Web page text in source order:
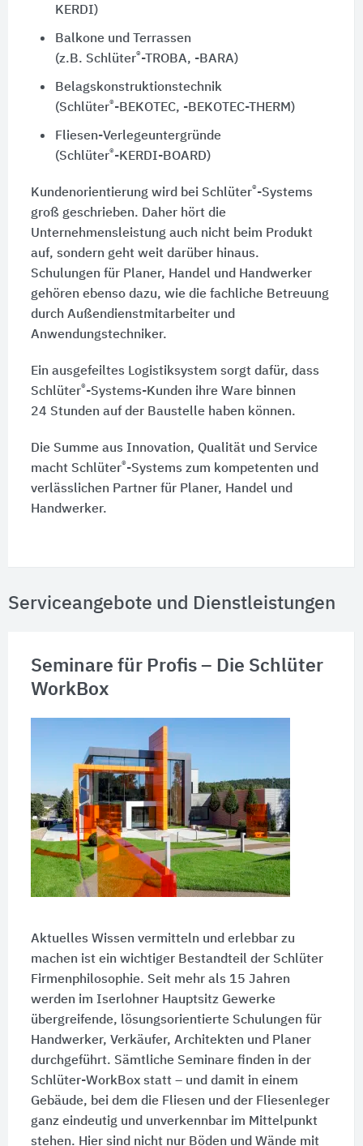
KERDI)
Balkone und Terrassen
(z.B. Schlüter®-TROBA, -BARA)
Belagskonstruktionstechnik
(Schlüter®-BEKOTEC, -BEKOTEC-THERM)
Fliesen-Verlegeuntergründe
(Schlüter®-KERDI-BOARD)
Kundenorientierung wird bei Schlüter®-Systems
groß geschrieben. Daher hört die
Unternehmensleistung auch nicht beim Produkt
auf, sondern geht weit darüber hinaus.
Schulungen für Planer, Handel und Handwerker
gehören ebenso dazu, wie die fachliche Betreuung
durch Außendienstmitarbeiter und
Anwendungstechniker.
Ein ausgefeiltes Logistiksystem sorgt dafür, dass
Schlüter®-Systems-Kunden ihre Ware binnen
24 Stunden auf der Baustelle haben können.
Die Summe aus Innovation, Qualität und Service
macht Schlüter®-Systems zum kompetenten und
verlässlichen Partner für Planer, Handel und
Handwerker.
Serviceangebote und Dienstleistungen
Seminare für Profis – Die Schlüter
WorkBox
Aktuelles Wissen vermitteln und erlebbar zu
machen ist ein wichtiger Bestandteil der Schlüter
Firmenphilosophie. Seit mehr als 15 Jahren
werden im Iserlohner Hauptsitz Gewerke
übergreifende, lösungsorientierte Schulungen für
Handwerker, Verkäufer, Architekten und Planer
durchgeführt. Sämtliche Seminare finden in der
Schlüter-WorkBox statt – und damit in einem
Gebäude, bei dem die Fliesen und der Fliesenleger
ganz eindeutig und unverkennbar im Mittelpunkt
stehen. Hier sind nicht nur Böden und Wände mit